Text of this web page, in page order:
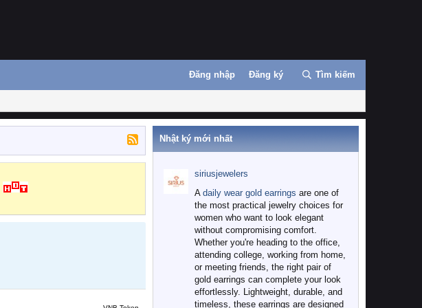
Đăng nhập Đăng ký Tìm kiếm
Nhật ký mới nhất
siriusjewelers
A daily wear gold earrings are one of
the most practical jewelry choices for
women who want to look elegant
without compromising comfort.
Whether you're heading to the office,
attending college, working from home,
or meeting friends, the right pair of
gold earrings can complete your look
effortlessly. Lightweight, durable, and
timeless, these earrings are designed